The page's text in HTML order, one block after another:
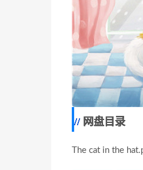
网盘目录
The cat in the